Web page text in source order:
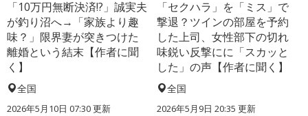
「10万円無断決済!?」誠実夫
が釣り沼へ→「家族より趣
味？」限界妻が突きつけた
離婚という結末【作者に聞
く】
全国
2026年5月10日 07:30 更新
「セクハラ」を「ミス」で
撃退？ツインの部屋を予約
した上司、女性部下の切れ
味鋭い反撃にに「スカッと
した」の声【作者に聞く】
全国
2026年5月9日 20:35 更新